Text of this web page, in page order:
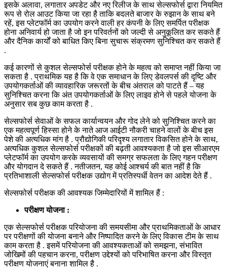
इसके अलावा, लगातार अपडेट और नए रिलीज के साथ सेल्सफोर्स द्वारा नियमित
रूप से रोल आउट किया जा रहा है ताकि बदलते बाजार के रुझान के साथ बने
रहें, इस प्लेटफॉर्म का उपयोग करने वाली हर कंपनी के लिए समर्पित परीक्षक
होना अनिवार्य हो जाता है जो इन परिवर्तनों को जल्दी से अनुकूलित कर सकते हैं
और दैनिक कार्यों को बाधित किए बिना सुचारू संक्रमण सुनिश्चित कर सकते हैं
.
कई कारणों से कुशल सेल्सफोर्स परीक्षक होने के महत्व को समाप्त नहीं किया जा
सकता है . प्राथमिक यह है कि वे एक समाधान के लिए डेवलपर्स की दृष्टि और
उपयोगकर्ताओं की व्यावहारिक जरूरतों के बीच अंतराल को पाटते हैं – यह
सुनिश्चित करना कि अंत उपयोगकर्ताओं के लिए लाइव होने से पहले योजना के
अनुसार सब कुछ काम करता है .
सेल्सफोर्स सेवाओं के सफल कार्यान्वयन और गोद लेने को सुनिश्चित करने का
एक महत्वपूर्ण हिस्सा होने के नाते आज आईटी नौकरी चाहने वालों के बीच इस
पेशे की अत्यधिक मांग है . प्रौद्योगिकी परिदृश्य लगातार विकसित होने के साथ,
अत्यधिक कुशल सेल्सफोर्स परीक्षकों की बढ़ती आवश्यकता है जो इस सीआरएम
प्लेटफॉर्म का उपयोग करके व्यवसायों की समग्र सफलता के लिए गहन परीक्षण
और योगदान दे सकते हैं . नतीजतन, यह कोई आश्चर्य की बात नहीं है कि
प्रतिभाशाली सेल्सफोर्स परीक्षक उद्योग में प्रतिस्पर्धी वेतन का आदेश देते हैं .
सेल्सफोर्स परीक्षक की आवश्यक जिम्मेदारियों में शामिल हैं :
परीक्षण योजना :
एक सेल्सफोर्स परीक्षक परियोजना की समयसीमा और प्राथमिकताओं के आधार
पर परीक्षणों की योजना बनाने और निष्पादित करने के लिए विकास टीम के साथ
काम करता है . इसमें परियोजना की आवश्यकताओं को समझना, संभावित
जोखिमों की पहचान करना, परीक्षण उद्देश्यों को परिभाषित करना और विस्तृत
परीक्षण योजनाएं बनाना शामिल है .